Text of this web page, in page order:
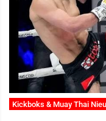
Kickboks & Muay Thai